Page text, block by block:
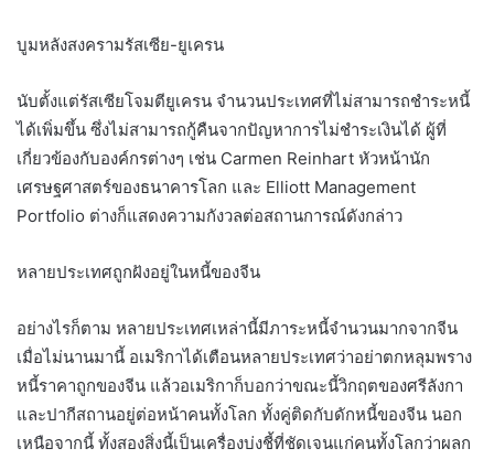
บูมหลังสงครามรัสเซีย-ยูเครน
นับตั้งแต่รัสเซียโจมตียูเครน จำนวนประเทศที่ไม่สามารถชำระหนี้
ได้เพิ่มขึ้น ซึ่งไม่สามารถกู้คืนจากปัญหาการไม่ชำระเงินได้ ผู้ที่
เกี่ยวข้องกับองค์กรต่างๆ เช่น Carmen Reinhart หัวหน้านัก
เศรษฐศาสตร์ของธนาคารโลก และ Elliott Management
Portfolio ต่างก็แสดงความกังวลต่อสถานการณ์ดังกล่าว
หลายประเทศถูกฝังอยู่ในหนี้ของจีน
อย่างไรก็ตาม หลายประเทศเหล่านี้มีภาระหนี้จำนวนมากจากจีน
เมื่อไม่นานมานี้ อเมริกาได้เตือนหลายประเทศว่าอย่าตกหลุมพราง
หนี้ราคาถูกของจีน แล้วอเมริกาก็บอกว่าขณะนี้วิกฤตของศรีลังกา
และปากีสถานอยู่ต่อหน้าคนทั้งโลก ทั้งคู่ติดกับดักหนี้ของจีน นอก
เหนือจากนี้ ทั้งสองสิ่งนี้เป็นเครื่องบ่งชี้ที่ชัดเจนแก่คนทั้งโลกว่าผลก